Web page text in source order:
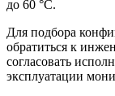
до 60 °C.
Для подбора
обратиться к
согласовать
эксплуатации